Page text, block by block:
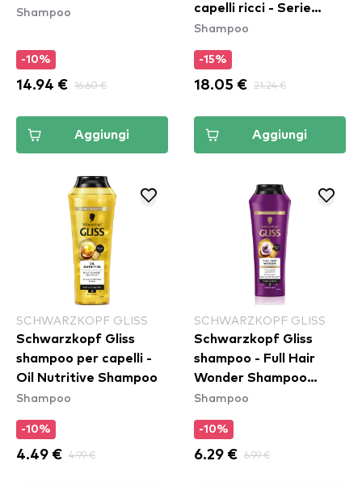
So Silver Shampoo
Shampoo
-10%
14.94 € 16.60 €
Aggiungi
capelli ricci - Serie
Expert Liss Unlimited
Shampoo
-15%
18.05 € 21.24 €
Aggiungi
SCHWARZKOPF GLISS
Schwarzkopf Gliss
shampoo per capelli -
Oil Nutritive Shampoo
Shampoo
-10%
4.49 € 4.99 €
SCHWARZKOPF GLISS
Schwarzkopf Gliss
shampoo - Full Hair
Wonder Shampoo
(400ml)
Shampoo
-10%
6.29 € 6.99 €